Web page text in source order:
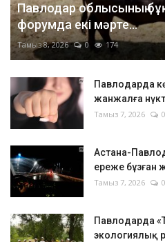
Павлодар облысының
форумда екі мәрте...
Тамыз 8, 2026 0 174
Павлодарда
жанжалға
Тамыз 7, 2026 0
Астана-
ереже бұзған
Тамыз 7, 2026 0
Павлодарда
экологиялық